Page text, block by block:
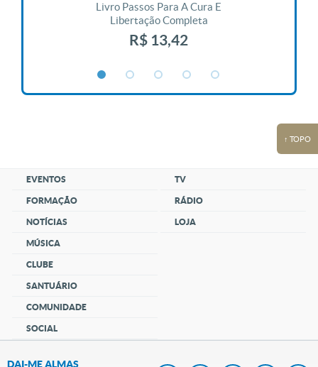
Livro Passos Para A Cura E
Libertação Completa
R$ 13,42
↑ TOPO
EVENTOS
FORMAÇÃO
NOTÍCIAS
MÚSICA
CLUBE
SANTUÁRIO
COMUNIDADE
SOCIAL
TV
RÁDIO
LOJA
DAI-ME ALMAS